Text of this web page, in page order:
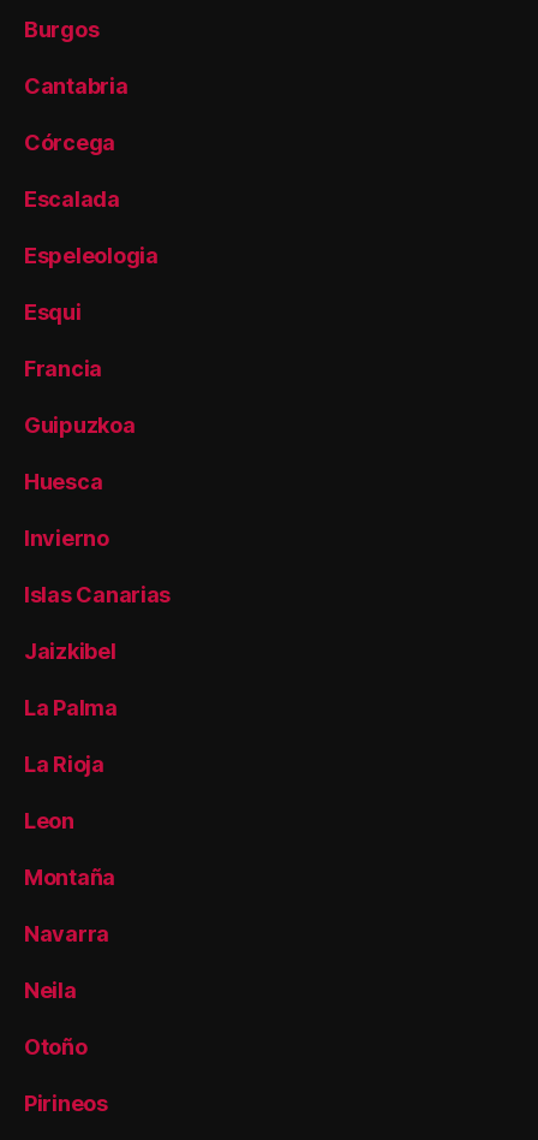
Burgos
Cantabria
Córcega
Escalada
Espeleologia
Esqui
Francia
Guipuzkoa
Huesca
Invierno
Islas Canarias
Jaizkibel
La Palma
La Rioja
Leon
Montaña
Navarra
Neila
Otoño
Pirineos